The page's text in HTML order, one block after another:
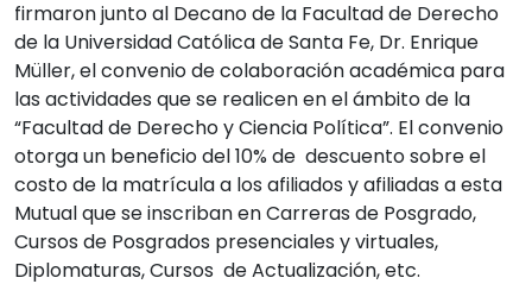
firmaron junto al Decano de la Facultad de Derecho
de la Universidad Católica de Santa Fe, Dr. Enrique
Müller, el convenio de colaboración académica para
las actividades que se realicen en el ámbito de la
“Facultad de Derecho y Ciencia Política”. El convenio
otorga un beneficio del 10% de descuento sobre el
costo de la matrícula a los afiliados y afiliadas a esta
Mutual que se inscriban en Carreras de Posgrado,
Cursos de Posgrados presenciales y virtuales,
Diplomaturas, Cursos de Actualización, etc.